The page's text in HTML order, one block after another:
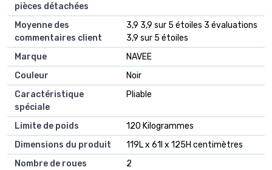
pièces détachées
Moyenne des
commentaires client
3,9 3,9 sur 5 étoiles 3 évaluations
3,9 sur 5 étoiles
Marque
NAVEE
Couleur
Noir
Caractéristique
spéciale
Pliable
Limite de poids
120 Kilogrammes
Dimensions du produit
119L x 61l x 125H centimètres
Nombre de roues
2